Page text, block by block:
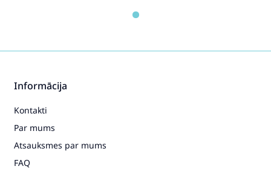
Informācija
Kontakti
Par mums
Atsauksmes par mums
FAQ